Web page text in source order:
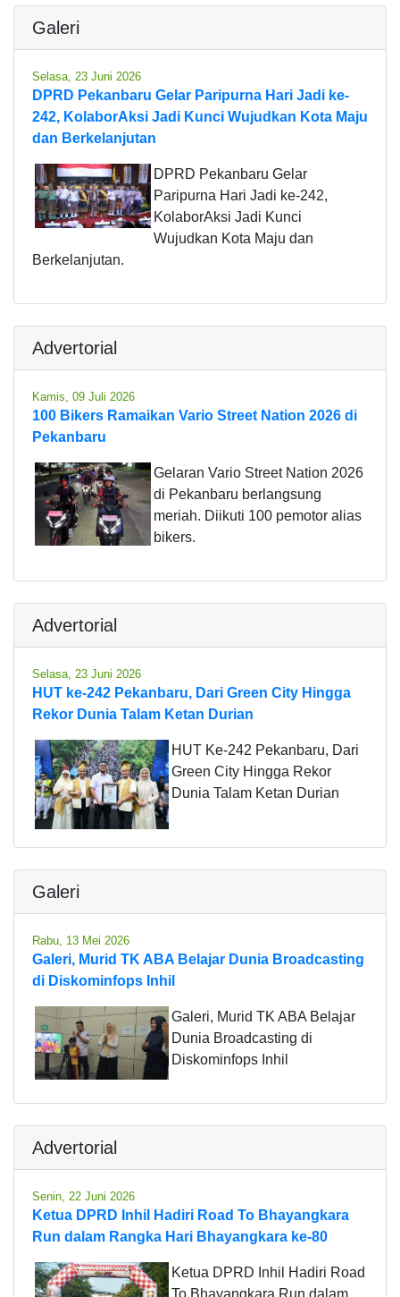
Galeri
Selasa, 23 Juni 2026
DPRD Pekanbaru Gelar Paripurna Hari Jadi ke-
242, KolaborAksi Jadi Kunci Wujudkan Kota Maju
dan Berkelanjutan
DPRD Pekanbaru Gelar
Paripurna Hari Jadi ke-242,
KolaborAksi Jadi Kunci
Wujudkan Kota Maju dan
Berkelanjutan.
Advertorial
Kamis, 09 Juli 2026
100 Bikers Ramaikan Vario Street Nation 2026 di
Pekanbaru
Gelaran Vario Street Nation 2026
di Pekanbaru berlangsung
meriah. Diikuti 100 pemotor alias
bikers.
Advertorial
Selasa, 23 Juni 2026
HUT ke-242 Pekanbaru, Dari Green City Hingga
Rekor Dunia Talam Ketan Durian
HUT Ke-242 Pekanbaru, Dari
Green City Hingga Rekor
Dunia Talam Ketan Durian
Galeri
Rabu, 13 Mei 2026
Galeri, Murid TK ABA Belajar Dunia Broadcasting
di Diskominfops Inhil
Galeri, Murid TK ABA Belajar
Dunia Broadcasting di
Diskominfops Inhil
Advertorial
Senin, 22 Juni 2026
Ketua DPRD Inhil Hadiri Road To Bhayangkara
Run dalam Rangka Hari Bhayangkara ke-80
Ketua DPRD Inhil Hadiri Road
To Bhayangkara Run dalam